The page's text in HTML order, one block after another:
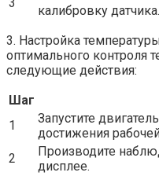
калибровку датчика.
3. Настройка
оптимального контроля
следующие действия:
Шаг
1
Запустите
достижения
2
Производите
дисплее.